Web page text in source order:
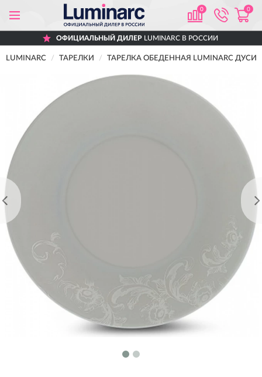
0 0
ОФИЦИАЛЬНЫЙ ДИЛЕР LUMINARC В РОССИИ
LUMINARC ТАРЕЛКИ ТАРЕЛКА ОБЕДЕННАЯ LUMINARC